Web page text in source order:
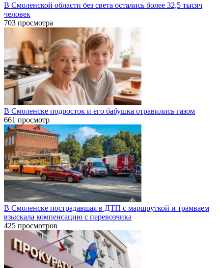
В Смоленской области без света остались более 32,5 тысяч
человек
703 просмотра
В Смоленске подросток и его бабушка отравились газом
661 просмотр
В Смоленске пострадавшая в ДТП с маршруткой и трамваем
взыскала компенсацию с перевозчика
425 просмотров